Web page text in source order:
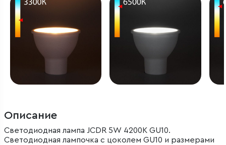
Описание
Светодиодная лампа JCDR 5W 4200K GU10.
Светодиодная лампочка с цоколем GU10 и размерами